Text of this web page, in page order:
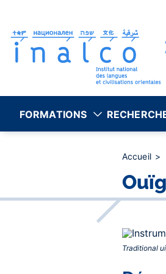
principal
FORMATIONS
Accueil
Traditional